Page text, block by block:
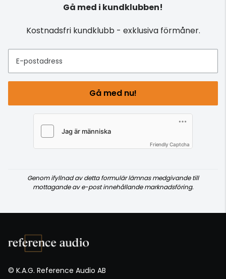
Gå med i kundklubben!
Kostnadsfri kundklubb - exklusiva förmåner.
E-postadress
Gå med nu!
Friendly Captcha
Genom ifyllnad av detta formulär lämnas medgivande till
mottagande av e-post innehållande marknadsföring.
© K.A.G. Reference Audio AB